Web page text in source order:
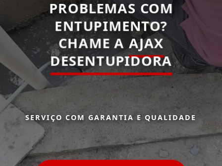
PROBLEMAS COM
ENTUPIMENTO?
CHAME A AJAX
DESENTUPIDORA
SERVIÇO COM GARANTIA E QUALIDADE